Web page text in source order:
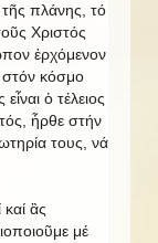
τῆς πλάνης, τό
Χριστός
ἐρχόμενον
κόσμο
ὁ τέλειος
ἦρθε στήν
τους, νά
ἂς
μέ